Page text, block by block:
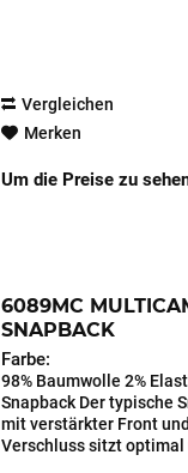
Vergleichen
Merken
Um die Preise zu
6089MC
SNAPBACK
Farbe:
98% Baumwolle 2%
Snapback Der typische
mit verstärkter Front
Verschluss sitzt optimal